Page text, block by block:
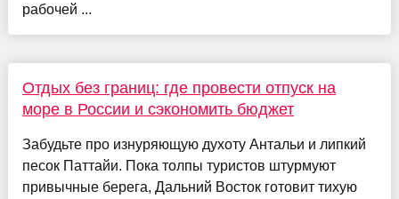
рабочей ...
Отдых без границ: где провести отпуск на
море в России и сэкономить бюджет
Забудьте про изнуряющую духоту Антальи и липкий
песок Паттайи. Пока толпы туристов штурмуют
привычные берега, Дальний Восток готовит тихую